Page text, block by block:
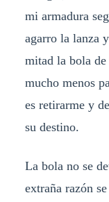
mi armadura
agarro la lanza
mitad la bola
mucho menos
es retirarme y
su destino.
La bola no se
extraña razón